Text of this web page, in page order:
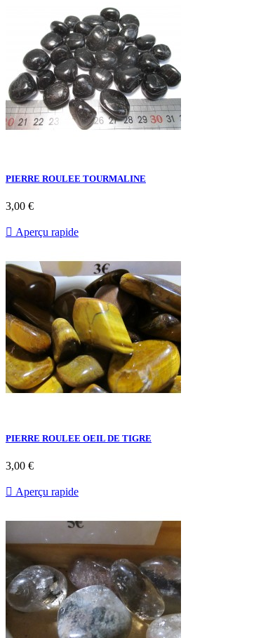
PIERRE ROULEE TOURMALINE
3,00 €
 Aperçu rapide
PIERRE ROULEE OEIL DE TIGRE
3,00 €
 Aperçu rapide